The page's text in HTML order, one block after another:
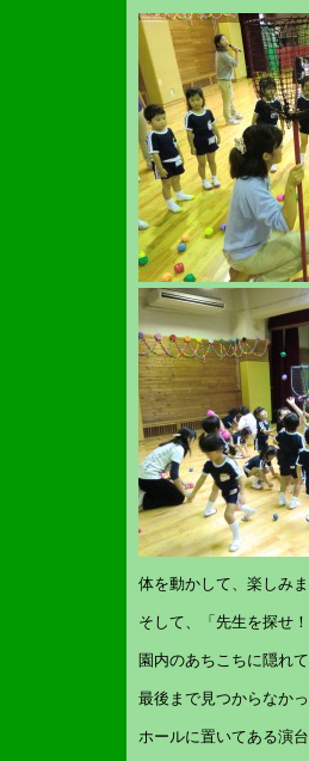
体を動かして、楽しみ
そして、「先生を探せ
園内のあちこちに隠れ
最後まで見つからなか
ホールに置いてある演